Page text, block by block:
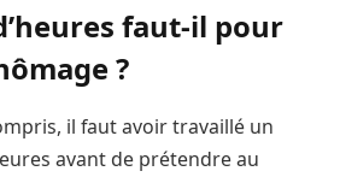
faut-il pour
?
il faut avoir travaillé un
avant de prétendre au